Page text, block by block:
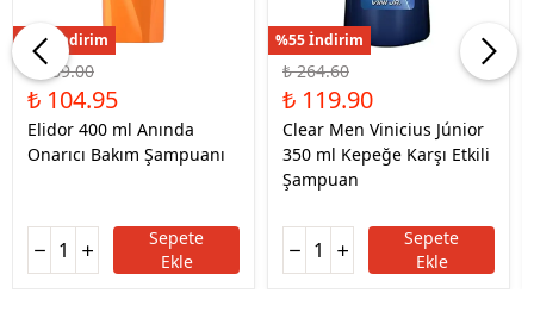
%38 İndirim
₺ 169.00
₺ 104.95
Elidor 400 ml Anında
Onarıcı Bakım Şampuanı
Sepete
Ekle
%55 İndirim
₺ 264.60
₺ 119.90
Clear Men Vinicius Júnior
350 ml Kepeğe Karşı Etkili
Şampuan
Sepete
Ekle